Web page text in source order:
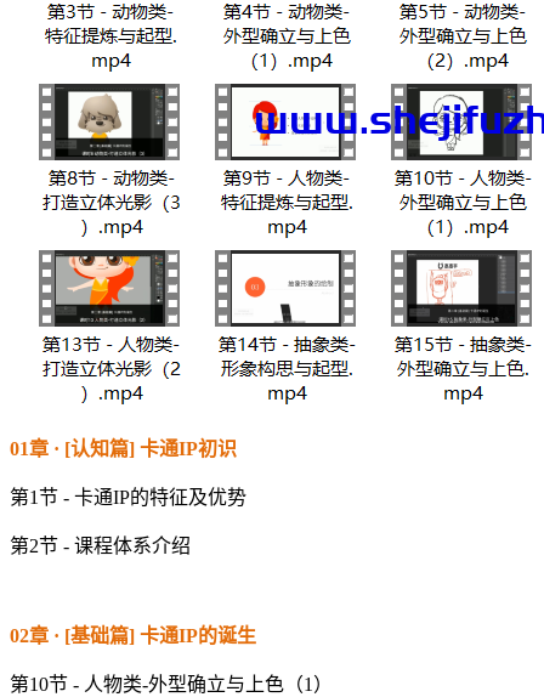
01章 · [认知篇] 卡通IP初识
第1节 - 卡通IP的特征及优势
第2节 - 课程体系介绍
02章 · [基础篇] 卡通IP的诞生
第10节 - 人物类-外型确立与上色（1）